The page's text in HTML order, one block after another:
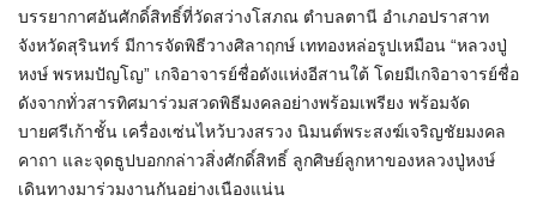
บรรยากาศอันศักดิ์สิทธิ์ที่วัดสว่างโสภณ ตำบลตานี อำเภอปราสาท
จังหวัดสุรินทร์ มีการจัดพิธีวางศิลาฤกษ์ เททองหล่อรูปเหมือน “หลวงปู่
หงษ์ พรหมปัญโญ” เกจิอาจารย์ชื่อดังแห่งอีสานใต้ โดยมีเกจิอาจารย์ชื่อ
ดังจากทั่วสารทิศมาร่วมสวดพิธีมงคลอย่างพร้อมเพรียง พร้อมจัด
บายศรีเก้าชั้น เครื่องเซ่นไหว้บวงสรวง นิมนต์พระสงฆ์เจริญชัยมงคล
คาถา และจุดธูปบอกกล่าวสิ่งศักดิ์สิทธิ์ ลูกศิษย์ลูกหาของหลวงปู่หงษ์
เดินทางมาร่วมงานกันอย่างเนืองแน่น